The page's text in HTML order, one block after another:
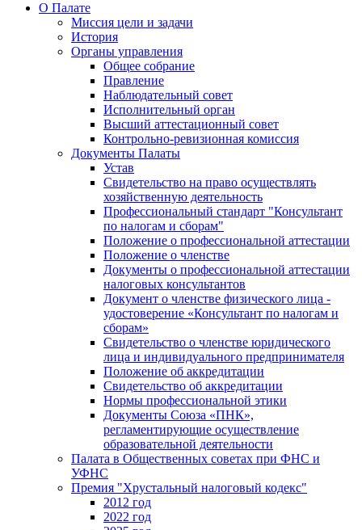
О Палате
Миссия цели и задачи
История
Органы управления
Общее собрание
Правление
Наблюдательный совет
Исполнительный орган
Высший аттестационный совет
Контрольно-ревизионная комиссия
Документы Палаты
Устав
Свидетельство на право осуществлять
хозяйственную деятельность
Профессиональный стандарт "Консультант
по налогам и сборам"
Положение о профессиональной аттестации
Положение о членстве
Документы о профессиональной аттестации
налоговых консультантов
Документ о членстве физического лица -
удостоверение «Консультант по налогам и
сборам»
Свидетельство о членстве юридического
лица и индивидуального предпринимателя
Положение об аккредитации
Свидетельство об аккредитации
Нормы профессиональной этики
Документы Союза «ПНК»,
регламентирующие осуществление
образовательной деятельности
Палата в Общественных советах при ФНС и
УФНС
Премия "Хрустальный налоговый кодекс"
2012 год
2022 год